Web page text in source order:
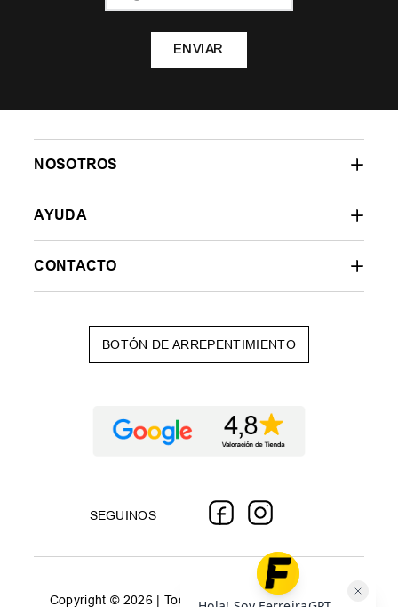
ENVIAR
NOSOTROS
AYUDA
CONTACTO
BOTÓN DE ARREPENTIMIENTO
SEGUINOS
Copyright © 2026 | Todos los derechos reservados